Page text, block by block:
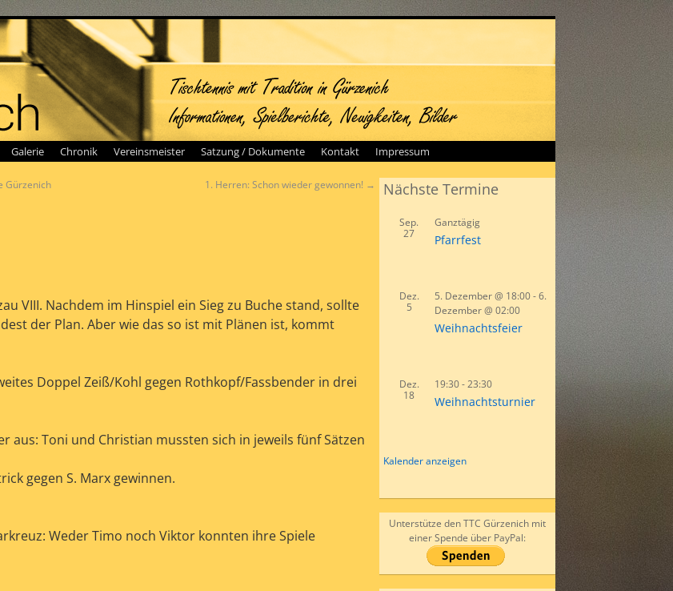
Galerie Chronik Vereinsmeister Satzung / Dokumente Kontakt Impressum
Gürzenich 1. Herren: Schon wieder gewonnen! →
VIII. Nachdem im Hinspiel ein Sieg zu Buche stand, sollte
der Plan. Aber wie das so ist mit Plänen ist, kommt
Doppel Zeiß/Kohl gegen Rothkopf/Fassbender in drei
aus: Toni und Christian mussten sich in jeweils fünf Sätzen
gegen S. Marx gewinnen.
Weder Timo noch Viktor konnten ihre Spiele
Nächste Termine
Sep.
27
Ganztägig
Pfarrfest
Dez.
5
5. Dezember @ 18:00-6.
Dezember @ 02:00
Weihnachtsfeier
Dez.
18
19:30-23:30
Weihnachtsturnier
Kalender anzeigen
Unterstütze den TTC Gürzenich mit
einer Spende über PayPal: